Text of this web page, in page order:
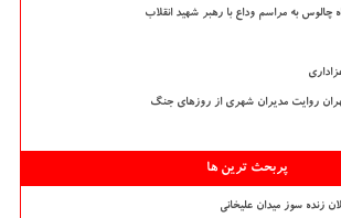
چالوس به مراسم وداع با رهبر شهید انقلاب
روایت مدیران شهری از روزهای جنگ
پربحث ترین ها
زنده سوز میدان علیخانی